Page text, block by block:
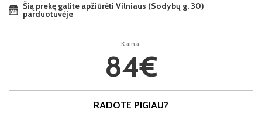
Šią prekę galite apžiūrėti Vilniaus (Sodybų g. 30)
parduotuvėje
Kaina:
84€
RADOTE PIGIAU?